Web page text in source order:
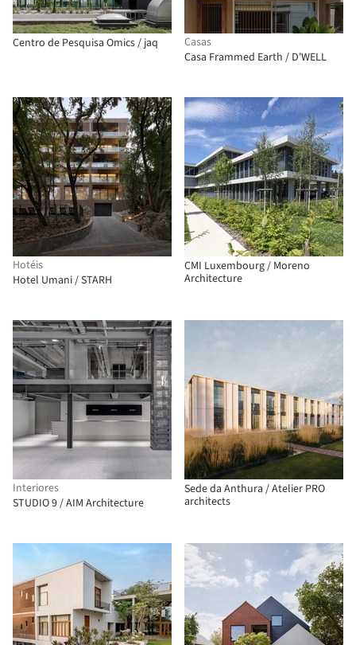
Centro de Pesquisa Omics / jaq
Casas
Casa Frammed Earth / D'WELL
Hotéis
Hotel Umani / STARH
CMI Luxembourg / Moreno
Architecture
Interiores
STUDIO 9 / AIM Architecture
Sede da Anthura / Atelier PRO
architects